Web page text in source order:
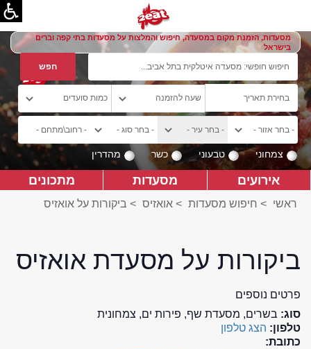
מסעדות, הזמנת מקום במסעדה, חיפוש והמלצות על מסעדות בתי קפה וברים
בישראל
צמחוני טבעוני כשר מהדרין
אירועים מסעדות מתכונים
ראשי > חיפוש מסעדות > אואזיס > ביקורות על אואזיס
ביקורות על מסעדת אואזיס
פרטים נוספים
סוג: בשרים, מסעדת שף, פירות ים, צמחונית
טלפון: הצג טלפון
כתובת: